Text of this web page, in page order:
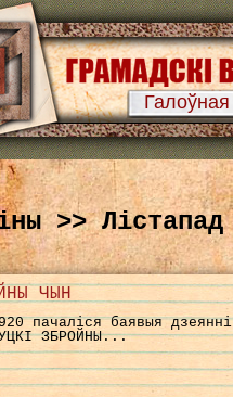
Галоўная
>> Лістапад
ЧЫН
пачаліся баявыя
ЗБРОЙНЫ...